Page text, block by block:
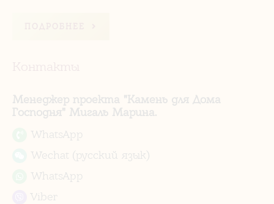
Менеджер проекта "Камень для Дома
Господня" Мигаль Марина.
WhatsApp
Wechat (русский язык)
WhatsApp
Viber